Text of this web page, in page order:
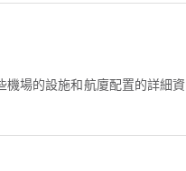
場的設施和航廈配置的詳細資